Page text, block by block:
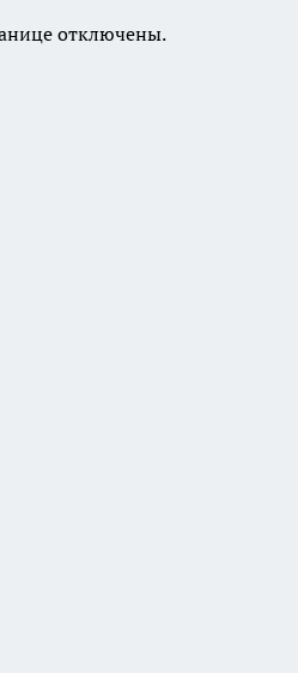
отключены.